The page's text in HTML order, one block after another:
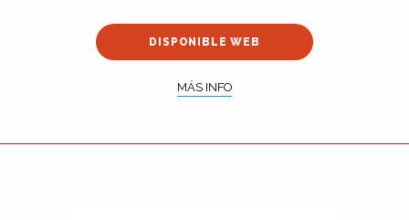
DISPONIBLE WEB
MÁS INFO